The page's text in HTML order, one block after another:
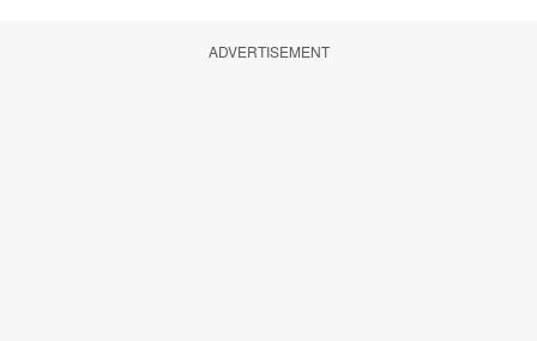
ADVERTISEMENT